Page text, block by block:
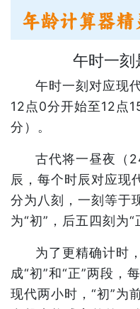
午时一刻
午时一刻对应现
12点0分开始至12点
分）。
古代将一昼夜（
辰，每个时辰对应现
分为八刻，一刻等于
为“初”，后五四刻为“
为了更精确计时
成“初”和“正”两段，
现代两小时，“初”为